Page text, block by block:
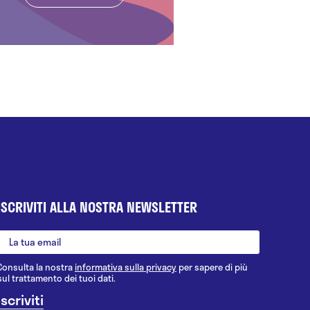
ALLA NOSTRA NEWSLETTER
la nostrainformativa sulla privacy per sapere di più
trattamento dei tuoi dati.